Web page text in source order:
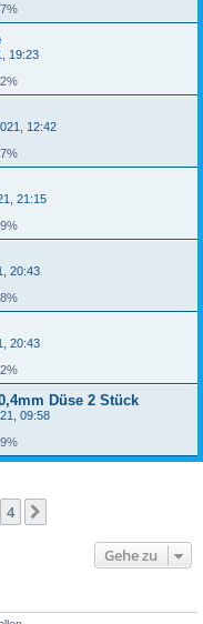
19:23
12:42
21:15
20:43
20:43
Düse 2 Stück
09:58
4
Gehe zu